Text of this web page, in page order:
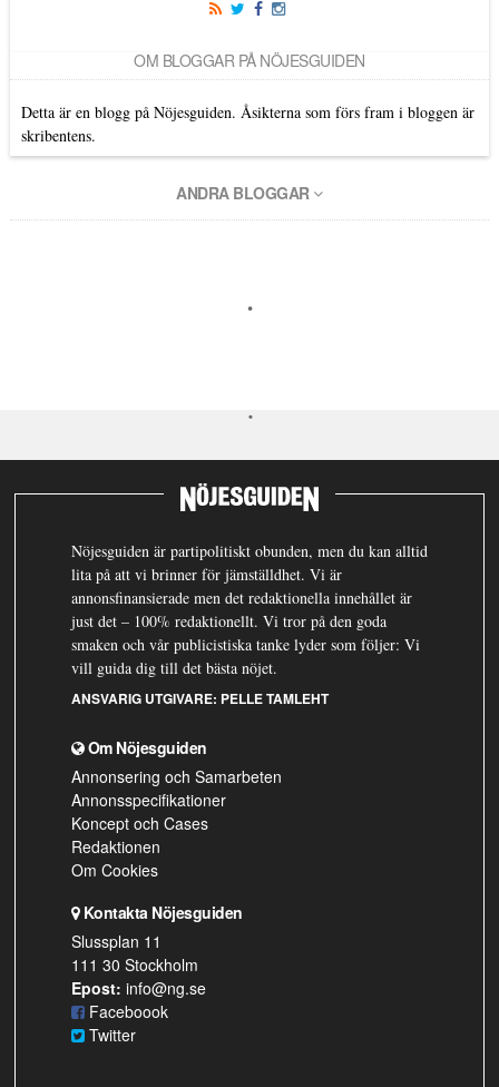
OM BLOGGAR PÅ NÖJESGUIDEN
Detta är en blogg på Nöjesguiden. Åsikterna som förs fram i bloggen är
skribentens.
ANDRA BLOGGAR
Nöjesguiden är partipolitiskt obunden, men du kan alltid
lita på att vi brinner för jämställdhet. Vi är
annonsfinansierade men det redaktionella innehållet är
just det – 100% redaktionellt. Vi tror på den goda
smaken och vår publicistiska tanke lyder som följer: Vi
vill guida dig till det bästa nöjet.
ANSVARIG UTGIVARE: PELLE TAMLEHT
Om Nöjesguiden
Annonsering och Samarbeten
Annonsspecifikationer
Koncept och Cases
Redaktionen
Om Cookies
Kontakta Nöjesguiden
Slussplan 11
111 30 Stockholm
Epost: info@ng.se
Faceboook
Twitter